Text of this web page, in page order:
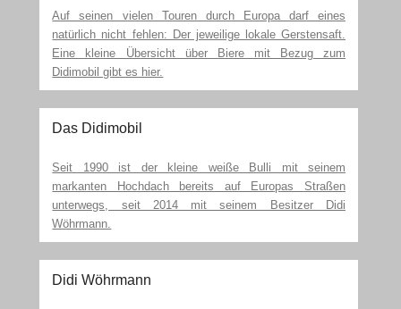
Auf seinen vielen Touren durch Europa darf eines
natürlich nicht fehlen: Der jeweilige lokale Gerstensaft.
Eine kleine Übersicht über Biere mit Bezug zum
Didimobil gibt es hier.
Das Didimobil
Seit 1990 ist der kleine weiße Bulli mit seinem
markanten Hochdach bereits auf Europas Straßen
unterwegs, seit 2014 mit seinem Besitzer Didi
Wöhrmann.
Didi Wöhrmann